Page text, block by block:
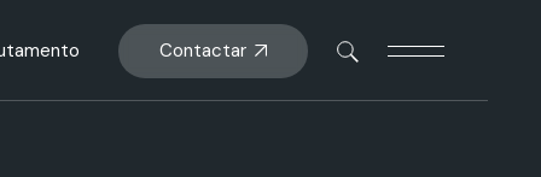
Contactar